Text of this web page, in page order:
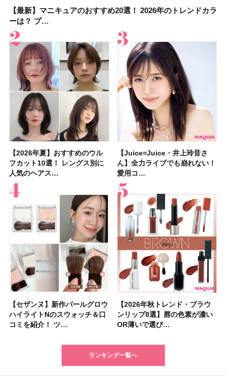
【最新】マニキュアのおすすめ20選！ 2026年のトレンドカラ
ーは？ プ…
【2026年夏】おすすめのウル
フカット10選！ レングス別に
人気のヘアス…
【Juice=Juice・井上玲音さ
ん】全力ライブでも崩れない！
愛用コ…
【セザンヌ】新作パールグロウ
ハイライトNのスウォッチ＆口
コミを紹介！ ツ…
【2026年秋トレンド・ブラウ
ンリップ8選】唇の色素が濃い
OR薄いで選び…
大野真理子さんのリピ買い「ブライトニング」14選！ 透明肌
の秘訣を公開
【石井美保さん】おすすめの
「ブライトニング」11選！ ス
キンケアからサプ…
【2026夏】「大人のニキビケ
ア」ランキングTOP5！＜マキ
アビューティ…
【クリスマスコフレ2026】ク
リニークのホリデーコフレを一
挙紹介！ 人気…
【クリスマスコフレ2026】ポ
ーラ「B.A」から、冬の特別コ
フレ2種が登…
【最新】マニキュアのおすすめ20選！ 2026年のトレンドカラ
ーは？ プ…
【Juice=Juice・井上玲音さ
ん】全力ライブでも崩れない！
愛用コ…
【セザンヌ】新作パールグロウ
ハイライトNのスウォッチ＆口
コミを紹介！ ツ…
【2026年秋トレンド・ブラウ
ンリップ8選】唇の色素が濃い
OR薄いで選び…
【2026年最新】落ちないアイ
ブロウおすすめ18選！ 汗に強
い眉ペンシル…
【2026夏】「香水・フレグランス」ランキングTOP5！＜美
容マニア・マ…
【2026年】ボディ用日焼け止
めUVのおすすめ20選！ この夏
注目の人気…
【クリスマスコフレ2026】
HACCIのホリデーギフトが豪華
すぎると話題…
【クリスマスコフレ2026】ハ
ウス オブ ローゼは今年もムー
ミンとの限定…
【ニベア】美容液リップクリー
ム＆ボディスクラブが新登場！
大人気の色付き…
【おすすめダイエットサプリ８選】食べすぎた日をサポー
ト！選び方＆糖質・脂…
【板野友美さんの美活】「実は
うねりやすいクセ毛なんです」
美しいロングヘア…
【美容系・伊能忠敬界隈】目指
すは日本縦断！ 山之内すずさ
んが100km歩…
【石井美保さんのおすすめお菓
子＆お茶10選】手土産にもぴっ
たり
【美容系・伊能忠敬界隈】上西
星来さんは5年間1日1万歩を継
続！ 歩くとき…
【2026年夏】おすすめのウルフカット10選！ レングス別に人
気のヘアス…
【2026年夏】40代におすすめ
の髪型30選！ 若く見える・手
入れが楽な…
【2026年夏】おすすめの髪型
36選！ショート・ボブ・ミディ
アム・ロング…
【最新】髪のうねり・広がり・
くせ毛におすすめのシャンプー
17選
【2026年夏】小顔に見えるボ
ブの髪型37選！ レイヤー・切
りっぱなしな…
【橋本環奈さんの美容Q&A】顔用コスメで全身ケア！「お尻
や脚も喜んでくれ…
【フォロー＆いいねで当たる】
中国割烹旅館 掬水亭の宿泊券
を1組2名様にプ…
【鈴木えみさんの愛用品30選】
コスメ・スキンケア・ヘアケア
etc.お気に…
【読者プレゼント】羽の見えな
いハンディファン
「baramood」を3名様…
【2026年8月の一粒万倍日】お
すすめの開運コスメ＆美容アイ
テム10選！
【セザンヌ新色】ブライトカラーシーラーを全色レビュー！
色補正効果をビフォ…
【新色追加】セザンヌ「ウォー
タリーティントリップ」全色レ
ビュー｜イエベ・…
【セザンヌ】8/7新色追加！
「ウォータリーティントリップ
」10モモピュ…
【セザンヌ】「ブライトカラー
シーラー」新色グリーンが8/7
に発売｜既存色…
【ルナソルアイシャドウ】アイ
カラーレーションN新色・限定
色をイエベ・ブ…
ランキング一覧へ